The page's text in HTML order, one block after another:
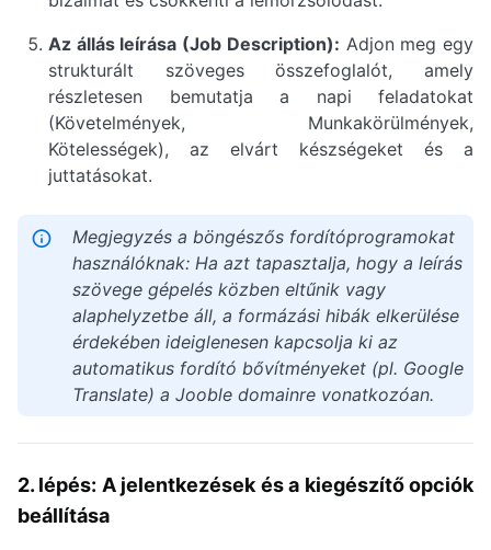
Az állás leírása (Job Description): Adjon meg egy
strukturált szöveges összefoglalót, amely
részletesen bemutatja a napi feladatokat
(Követelmények, Munkakörülmények,
Kötelességek), az elvárt készségeket és a
juttatásokat.
Megjegyzés a böngészős fordítóprogramokat
használóknak: Ha azt tapasztalja, hogy a leírás
szövege gépelés közben eltűnik vagy
alaphelyzetbe áll, a formázási hibák elkerülése
érdekében ideiglenesen kapcsolja ki az
automatikus fordító bővítményeket (pl. Google
Translate) a Jooble domainre vonatkozóan.
2. lépés: A jelentkezések és a kiegészítő opciók
beállítása